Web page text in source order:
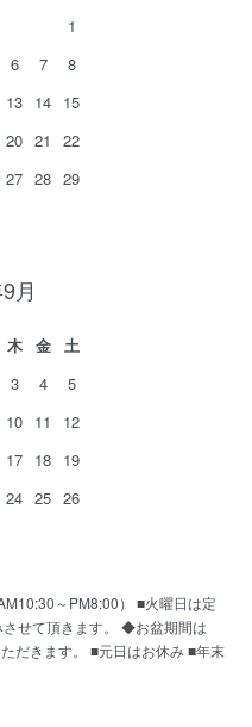
1
6 7
8
13 14 15
20 21
22
27 28 29
月
木 金
土
3 4
5
10 11
12
17 18 19
24 25 26
～PM8:00） ■火曜日は定
せて頂きます。 ◆お盆期間は
だきます。 ■元日はお休み ■年末